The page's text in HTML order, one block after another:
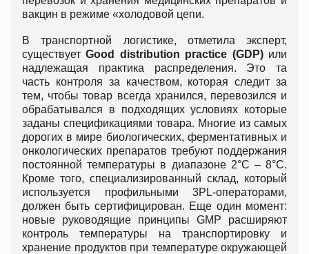
вакцин в режиме «холодовой цепи.
В транспортной логистике, отметила эксперт,
существуетGood distribution practice (GDP)или
надлежащая практика распределения. Это та
часть контроля за качеством, которая следит за
тем, чтобы товар всегда хранился, перевозился и
обрабатывался в подходящих условиях которые
заданы спецификациями товара. Многие из самых
дорогих в мире биологических, ферментативных и
онкологических препаратов требуют поддержания
постоянной температуры в диапазоне 2°C – 8°C.
Кроме того, специализированный склад, который
используется профильными 3PL-операторами,
должен быть сертифицирован. Еще один момент:
новые руководящие принципы GMP расширяют
контроль температуры на транспортировку и
хранение продуктов при температуре окружающей